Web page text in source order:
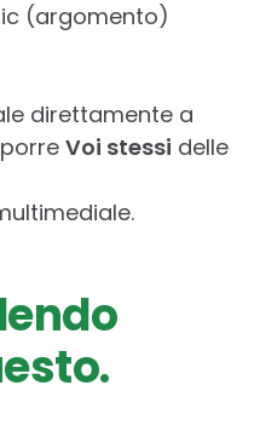
(argomento)
direttamente a
Voi stessi delle